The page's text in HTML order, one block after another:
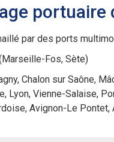
portuaire
par des ports
Fos, Sète)
Chalon sur Saône,
Lyon, Vienne-Salaise,
Avignon-Le Pontet,